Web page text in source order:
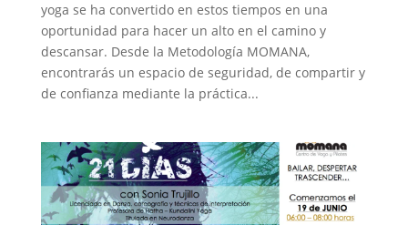
yoga se ha convertido en estos tiempos en una
oportunidad para hacer un alto en el camino y
descansar. Desde la Metodología MOMANA,
encontrarás un espacio de seguridad, de compartir y
de confianza mediante la práctica...